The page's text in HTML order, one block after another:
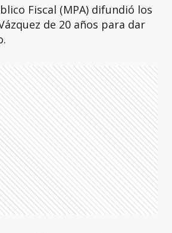
Fiscal (MPA) difundió los
de 20 años para dar